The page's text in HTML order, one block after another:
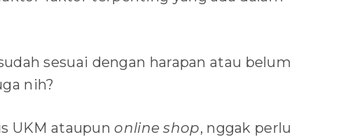
sesuai dengan harapan atau belum
nih?
UKM ataupunonline shop, nggak perlu